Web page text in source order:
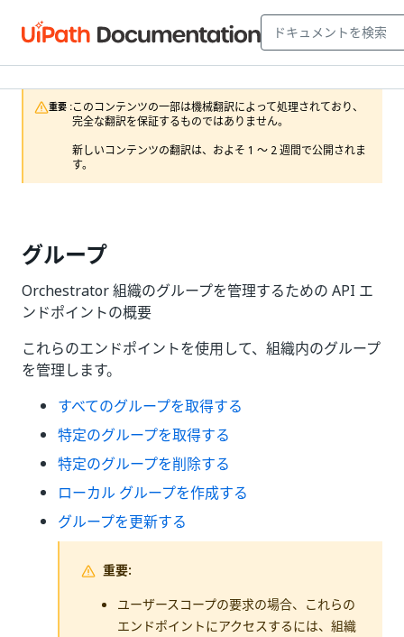
重要 :このコンテンツの一部は機械翻訳によって処理されており、
完全な翻訳を保証するものではありません。
新しいコンテンツの翻訳は、およそ 1 ～ 2 週間で公開されま
す。
グループ
Orchestrator 組織のグループを管理するための API エ
ンドポイントの概要
これらのエンドポイントを使用して、組織内のグループ
を管理します。
すべてのグループを取得する
特定のグループを取得する
特定のグループを削除する
ローカル グループを作成する
グループを更新する
重要:
ユーザースコープの要求の場合、これらの
エンドポイントにアクセスするには、組織